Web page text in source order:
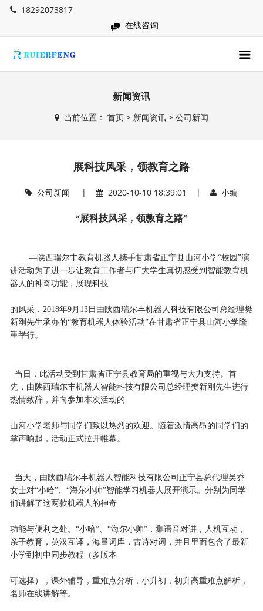
18292073817
在线咨询
新闻资讯
当前位置： 首页> 新闻资讯> 公司新闻
展科技风采，领教育之路
公司新闻 | 2020-10-10 18:39:01 | 小编
“展科技风采，领教育之路”
—陕西瑞尔丰教育机器人携手甘肃省正宁县山河小学“校园”演
讲活动为了进一步让教育工作者与广大学生真切感受到智能教育机
器人的神奇功能，展现科技
的风采，2018年9月13日由陕西瑞尔丰机器人科技有限公司总经理樊
新刚先生承办的“教育机器人体验活动”在甘肃省正宁县山河小学隆
重举行。
当日，此活动受到甘肃省正宁县教育局的重视与大力支持。首
先，由陕西瑞尔丰机器人智能科技有限公司总经理樊新刚先生进行
热情致辞，并向参加本次活动的
山河小学老师与同学们致以热烈的欢迎。随着激情高昂的同学们的
掌声响起，活动正式拉开帷幕。
当天，由陕西瑞尔丰机器人智能科技有限公司正宁县总代理吴乔
女士对“小哈”、“海尔小帅”智能学习机器人展开演示。分别为同学
们讲解了这两款机器人的神奇
功能与便利之处。“小哈”、“海尔小帅”，集语音对讲，人机互动，
亲子教育，英汉互译，海量词库，古诗对词，并且里面包含了最新
小学到初中同步教程（多版本
可选择），课外辅导，重难点分析，小升初，初升高重难点解析，
名师在线讲解等。